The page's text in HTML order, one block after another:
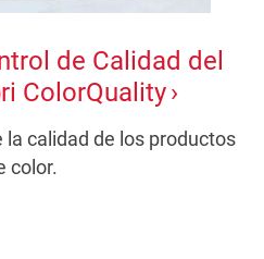
de Calidad del
ColorQuality
calidad de los productos
color.